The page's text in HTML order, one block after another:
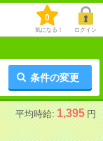
0
気になる！ ログイン
条件の変更
平均時給: 1,395 円